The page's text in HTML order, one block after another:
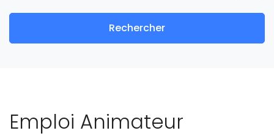
Rechercher
Emploi Animateur